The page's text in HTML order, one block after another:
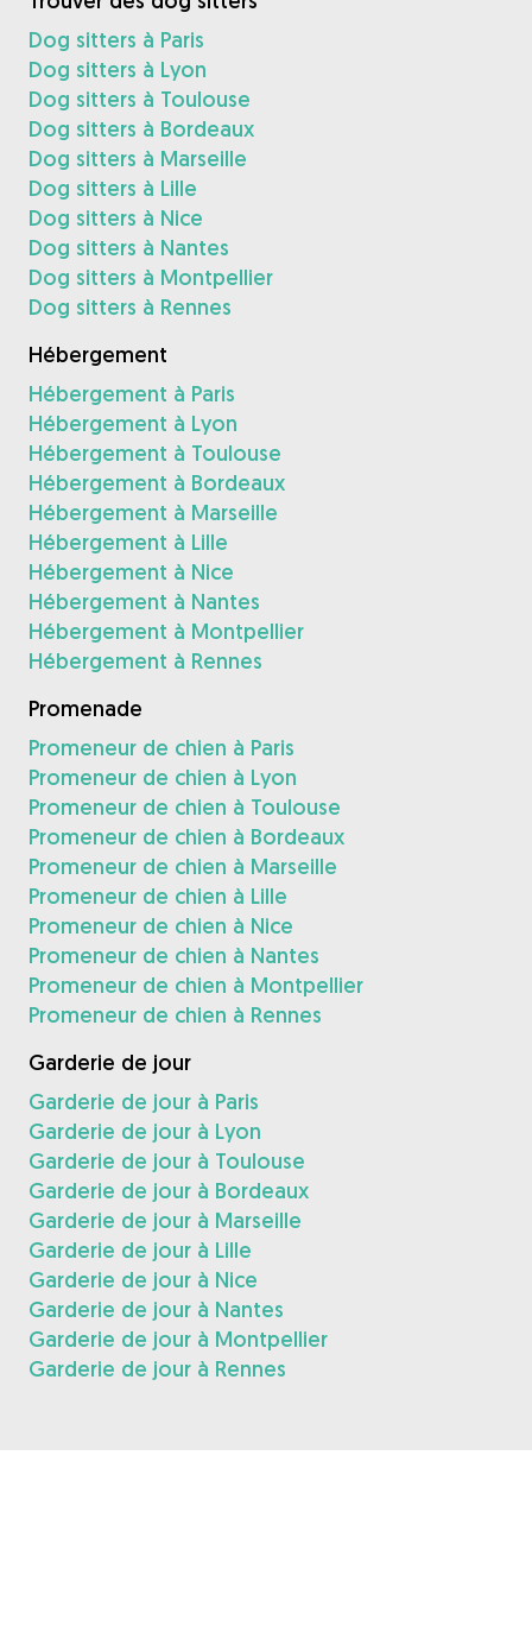
Dog sitters à Paris
Dog sitters à Lyon
Dog sitters à Toulouse
Dog sitters à Bordeaux
Dog sitters à Marseille
Dog sitters à Lille
Dog sitters à Nice
Dog sitters à Nantes
Dog sitters à Montpellier
Dog sitters à Rennes
Hébergement
Hébergement à Paris
Hébergement à Lyon
Hébergement à Toulouse
Hébergement à Bordeaux
Hébergement à Marseille
Hébergement à Lille
Hébergement à Nice
Hébergement à Nantes
Hébergement à Montpellier
Hébergement à Rennes
Promenade
Promeneur de chien à Paris
Promeneur de chien à Lyon
Promeneur de chien à Toulouse
Promeneur de chien à Bordeaux
Promeneur de chien à Marseille
Promeneur de chien à Lille
Promeneur de chien à Nice
Promeneur de chien à Nantes
Promeneur de chien à Montpellier
Promeneur de chien à Rennes
Garderie de jour
Garderie de jour à Paris
Garderie de jour à Lyon
Garderie de jour à Toulouse
Garderie de jour à Bordeaux
Garderie de jour à Marseille
Garderie de jour à Lille
Garderie de jour à Nice
Garderie de jour à Nantes
Garderie de jour à Montpellier
Garderie de jour à Rennes